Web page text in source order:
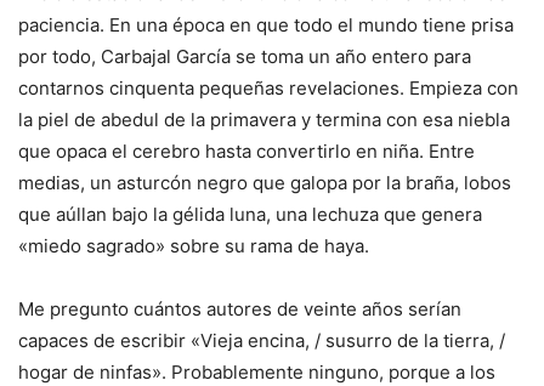
paciencia. En una época en que todo el mundo tiene prisa
por todo, Carbajal García se toma un año entero para
contarnos cinquenta pequeñas revelaciones. Empieza con
la piel de abedul de la primavera y termina con esa niebla
que opaca el cerebro hasta convertirlo en niña. Entre
medias, un asturcón negro que galopa por la braña, lobos
que aúllan bajo la gélida luna, una lechuza que genera
«miedo sagrado» sobre su rama de haya.
Me pregunto cuántos autores de veinte años serían
capaces de escribir «Vieja encina, / susurro de la tierra, /
hogar de ninfas». Probablemente ninguno, porque a los